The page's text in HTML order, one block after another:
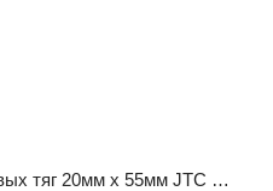
Съёмник рулевых тяг 20мм х 55мм JTC 4661